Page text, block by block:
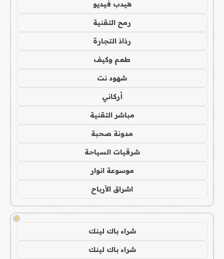
هيدب فيديو
رمح التقنية
رذاذ التجارة
طعم وكيف
شهود نت
أركاني
مباشر التقنية
مدونة صحبة
شرقيات السياحة
موسوعة انوار
اشراق الأرباح
!
شراء باك لينك
شراء باك لينك